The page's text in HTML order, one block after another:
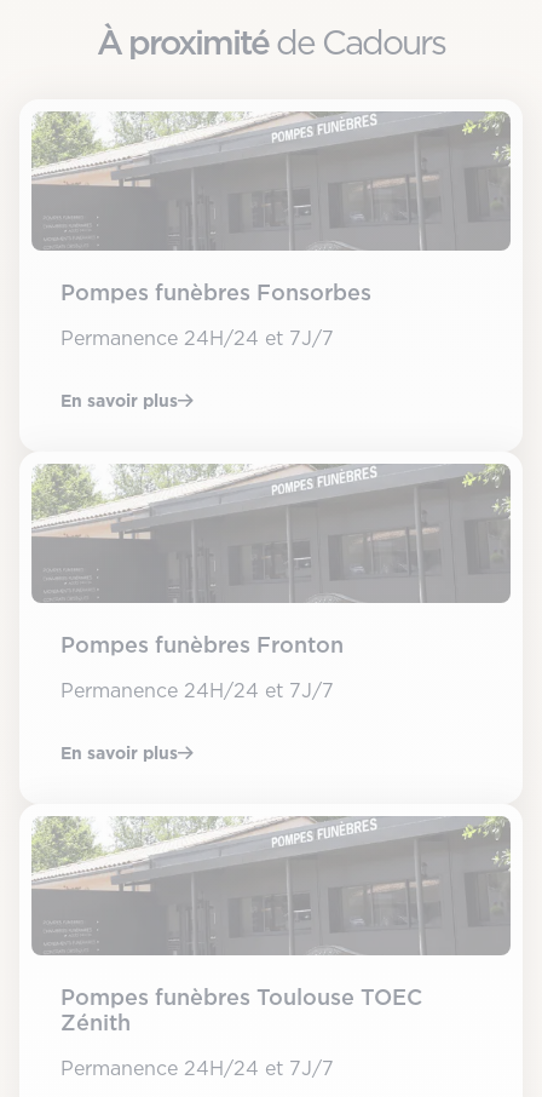
À proximitéde Cadours
Pompes funèbres Fonsorbes
Permanence 24H/24 et 7J/7
En savoir plus
Pompes funèbres Fronton
Permanence 24H/24 et 7J/7
En savoir plus
Pompes funèbres Toulouse TOEC
Zénith
Permanence 24H/24 et 7J/7